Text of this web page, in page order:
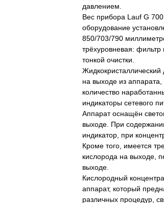
давлением.
Вес прибора Lauf G
оборудование
850/703/790
трёхуровневая: фильтр
тонкой очистки.
на выходе из
количество
индикаторы сетевого
Аппарат оснащён
выходе. При
индикатор, при
Кроме того, имеется
кислорода на выходе,
выходе.
Кислородный
аппарат, который
различных процедур,